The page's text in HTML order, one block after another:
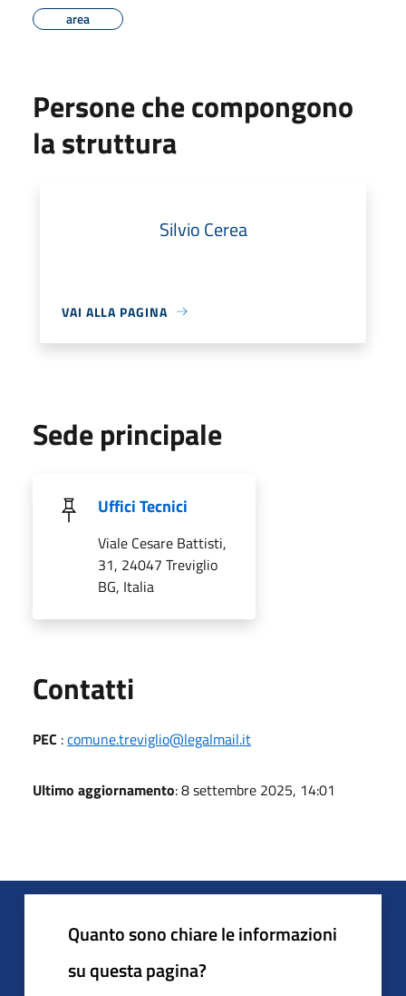
area
Persone che compongono
la struttura
Silvio Cerea
VAI ALLA PAGINA
Sede principale
Uffici Tecnici
Viale Cesare Battisti,
31, 24047 Treviglio
BG, Italia
Contatti
PEC :comune.treviglio@legalmail.it
Ultimo aggiornamento: 8 settembre 2025, 14:01
Quanto sono chiare le informazioni
su questa pagina?